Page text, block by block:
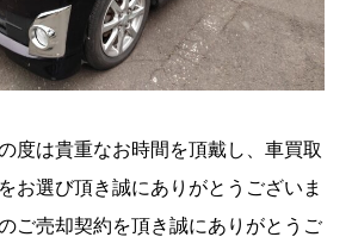
度は貴重なお時間を頂戴し、車買取
お選び頂き誠にありがとうございま
ご売却契約を頂き誠にありがとうご